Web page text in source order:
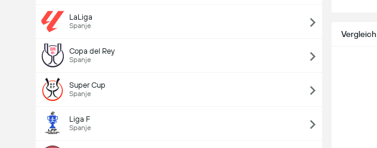
LaLiga
Spanje
Copa del Rey
Spanje
Super Cup
Spanje
Liga F
Spanje
Vergleich